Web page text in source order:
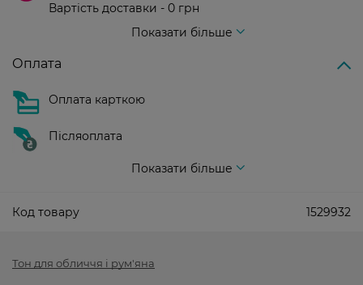
Вартість доставки - 0 грн
Показати більше
Оплата
Оплата карткою
Післяоплата
Показати більше
Код товару 1529932
Тон для обличчя і рум'яна